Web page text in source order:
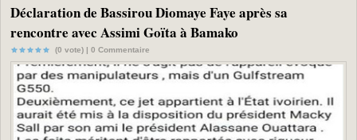
Déclaration de Bassirou Diomaye Faye après sa
rencontre avec Assimi Goïta à Bamako
(0 vote) | 0 Commentaire